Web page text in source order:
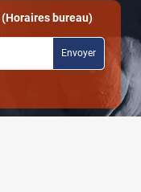
(Horaires bureau)